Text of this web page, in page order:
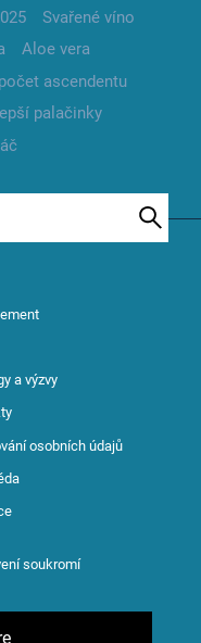
Svařené víno
Aloe vera
ascendentu
palačinky
a výzvy
osobních údajů
soukromí